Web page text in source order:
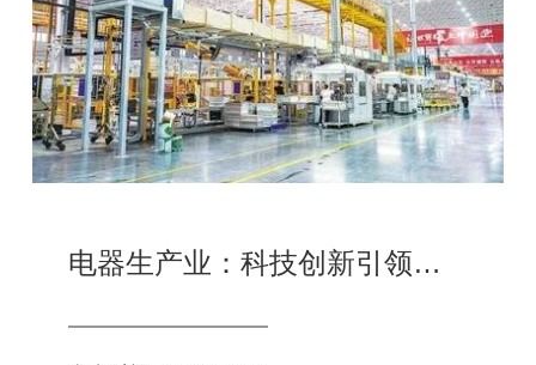
电器生产业：科技创新引领高效生产新时代